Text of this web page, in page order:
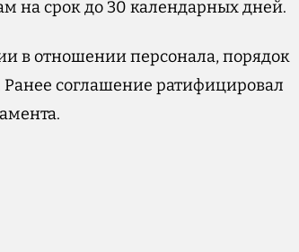
на срок до 30 календарных дней.
в отношении персонала, порядок
соглашение ратифицировал